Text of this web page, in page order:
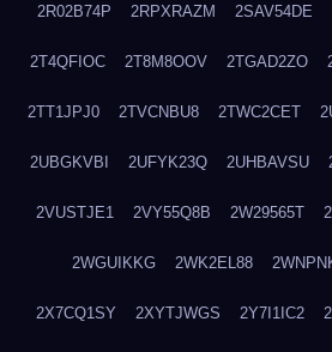
2R02B74P 2RPXRAZM 2SAV54DE
2T4QFIOC 2T8M8OOV 2TGAD2ZO
2TT1JPJ0 2TVCNBU8 2TWC2CET
2UBGKVBI 2UFYK23Q 2UHBAVSU
2VUSTJE1 2VY55Q8B 2W29565T
2WGUIKKG 2WK2EL88
2X7CQ1SY 2XYTJWGS 2Y7I1IC2